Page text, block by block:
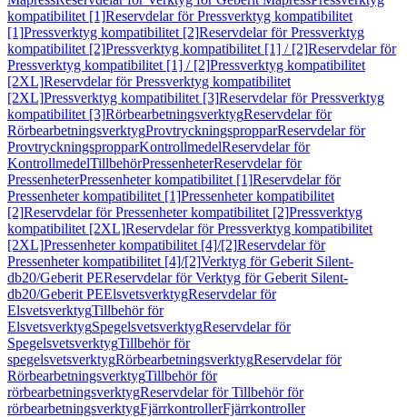
kompatibilitet [1]Reservdelar för Pressverktyg kompatibilitet
[1]Pressverktyg kompatibilitet [2]Reservdelar för Pressverktyg
kompatibilitet [2]Pressverktyg kompatibilitet [1] / [2]Reservdelar för
Pressverktyg kompatibilitet [1] / [2]Pressverktyg kompatibilitet
[2XL]Reservdelar för Pressverktyg kompatibilitet
[2XL]Pressverktyg kompatibilitet [3]Reservdelar för Pressverktyg
kompatibilitet [3]RörbearbetningsverktygReservdelar för
RörbearbetningsverktygProvtryckningspropparReservdelar för
ProvtryckningspropparKontrollmedelReservdelar för
KontrollmedelTillbehörPressenheterReservdelar för
PressenheterPressenheter kompatibilitet [1]Reservdelar för
Pressenheter kompatibilitet [1]Pressenheter kompatibilitet
[2]Reservdelar för Pressenheter kompatibilitet [2]Pressverktyg
kompatibilitet [2XL]Reservdelar för Pressverktyg kompatibilitet
[2XL]Pressenheter kompatibilitet [4]/[2]Reservdelar för
Pressenheter kompatibilitet [4]/[2]Verktyg för Geberit Silent-
db20/Geberit PEReservdelar för Verktyg för Geberit Silent-
db20/Geberit PEElsvetsverktygReservdelar för
ElsvetsverktygTillbehör för
ElsvetsverktygSpegelsvetsverktygReservdelar för
SpegelsvetsverktygTillbehör för
spegelsvetsverktygRörbearbetningsverktygReservdelar för
RörbearbetningsverktygTillbehör för
rörbearbetningsverktygReservdelar för Tillbehör för
rörbearbetningsverktygFjärrkontrollerFjärrkontroller